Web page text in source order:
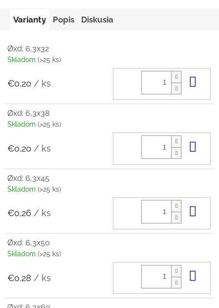
Varianty Popis Diskusia
Øxd: 6,3x32
Skladom (>25 ks)
€0,20 / ks
Øxd: 6,3x38
Skladom (>25 ks)
€0,20 / ks
Øxd: 6,3x45
Skladom (>25 ks)
€0,26 / ks
Øxd: 6,3x50
Skladom (>25 ks)
€0,28 / ks